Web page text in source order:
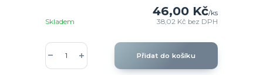
46,00 Kč/ks
38,02 Kč bez DPH
Skladem
Přidat do košíku